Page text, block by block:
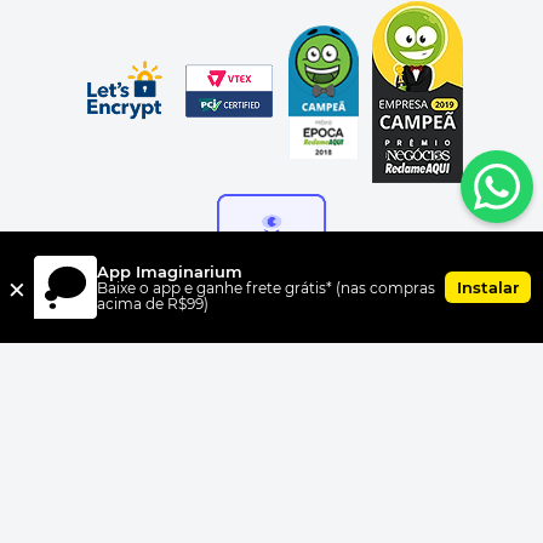
× App Imaginarium
Baixe o app e ganhe frete grátis* (nas compras
acima de R$99)
Instalar